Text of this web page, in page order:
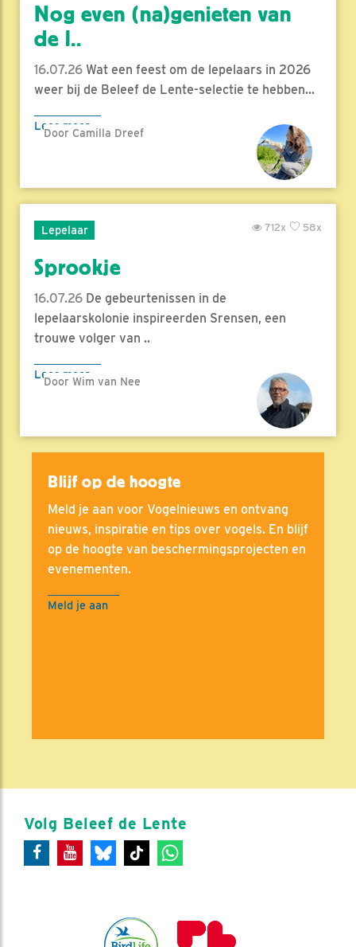
Nog even (na)genieten van
de l..
16.07.26 Wat een feest om de lepelaars in 2026
weer bij de Beleef de Lente-selectie te hebben...
Lees meer
Door Camilla Dreef
Lepelaar 58x
712x
Sprookje
16.07.26 De gebeurtenissen in de
lepelaarskolonie inspireerden Srensen, een
trouwe volger van ..
Lees meer
Door Wim van Nee
Blijf op de hoogte
Meld je aan voor Vogelnieuws en ontvang
nieuws, inspiratie en tips over vogels. En blijf
op de hoogte van beschermingsprojecten en
evenementen.
Meld je aan
Volg Beleef de Lente